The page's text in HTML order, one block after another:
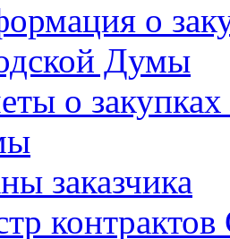
о
Думы
о
заказчика